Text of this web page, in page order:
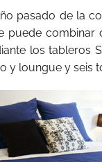
pasado de la
puede combinar
los tableros
y loungue y seis